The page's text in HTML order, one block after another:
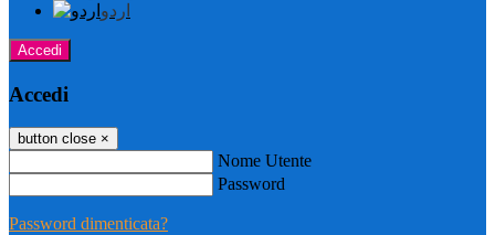
اردو
Accedi
Accedi
button close ×
Nome Utente
Password
Password dimenticata?